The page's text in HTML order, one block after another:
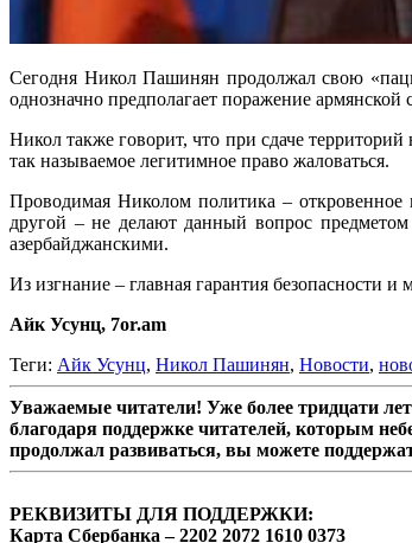
Сегодня Никол Пашинян продолжал свою
однозначно предполагает поражение
Никол также говорит, что при сдаче
так называемое легитимное право жаловаться.
Проводимая Николом политика –
другой – не делают данный вопрос
азербайджанскими.
Из изгнание – главная гарантия безопасности и
Айк Усунц, 7or.am
Теги: Айк Усунц, Никол Пашинян, Новости,
Уважаемые читатели! Уже более тридцати
благодаря поддержке читателей, которым
продолжал развиваться, вы можете
РЕКВИЗИТЫ ДЛЯ ПОДДЕРЖКИ:
Карта Сбербанка – 2202 2072 1610 0373